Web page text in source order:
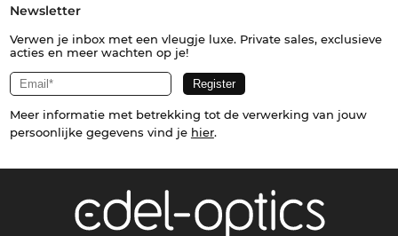
Newsletter
Verwen je inbox met een vleugje luxe. Private sales, exclusieve
acties en meer wachten op je!
Meer informatie met betrekking tot de verwerking van jouw
persoonlijke gegevens vind je hier.